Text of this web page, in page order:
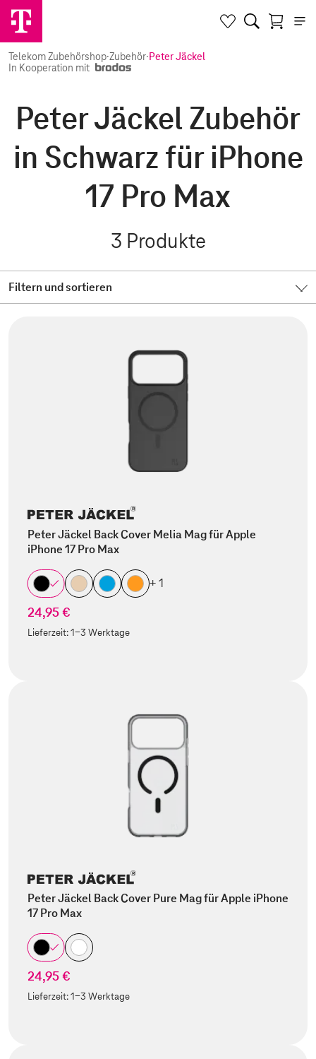
Telekom Zubehörshop·Zubehör·Peter Jäckel
In Kooperation mit
Peter Jäckel Zubehör
in Schwarz für iPhone
17 Pro Max
3 Produkte
Filtern und sortieren
Peter Jäckel Back Cover Melia Mag für Apple
iPhone 17 Pro Max
+ 1
24,95 €
Lieferzeit:1-3 Werktage
Peter Jäckel Back Cover Pure Mag für Apple iPhone
17 Pro Max
24,95 €
Lieferzeit:1-3 Werktage